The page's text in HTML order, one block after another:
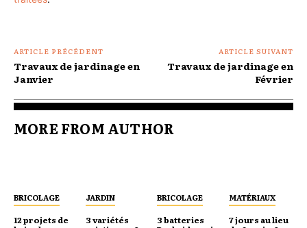
ARTICLE PRÉCÉDENT
Travaux de jardinage en
Janvier
ARTICLE SUIVANT
Travaux de jardinage en
Février
MORE FROM AUTHOR
BRICOLAGE
12 projets de
JARDIN
3 variétés
BRICOLAGE
3 batteries
MATÉRIAUX
7 jours au lieu